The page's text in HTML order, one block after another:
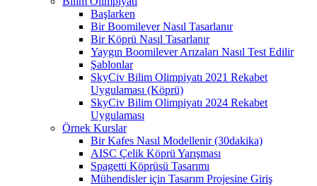
Başlarken
Bir Boomilever Nasıl Tasarlanır
Bir Köprü Nasıl Tasarlanır
Yaygın Boomilever Arızaları Nasıl Test Edilir
Şablonlar
SkyCiv Bilim Olimpiyatı 2021 Rekabet
Uygulaması (Köprü)
SkyCiv Bilim Olimpiyatı 2024 Rekabet
Uygulaması
Örnek Kurslar
Bir Kafes Nasıl Modellenir (30dakika)
AISC Çelik Köprü Yarışması
Spagetti Köprüsü Tasarımı
Mühendisler için Tasarım Projesine Giriş